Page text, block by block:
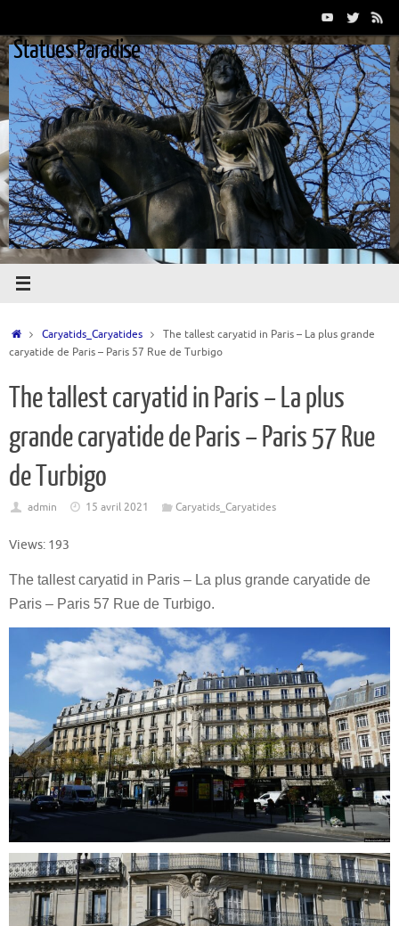
contenu
Statues Paradise
Accueil
Caryatids_Caryatides
The tallest caryatid in Paris – La plus grande
caryatide de Paris – Paris 57 Rue de Turbigo
The tallest caryatid in Paris – La plus
grande caryatide de Paris – Paris 57 Rue
de Turbigo
admin 15 avril 2021 Caryatids_Caryatides
Views: 193
The tallest caryatid in Paris – La plus grande caryatide de
Paris – Paris 57 Rue de Turbigo.